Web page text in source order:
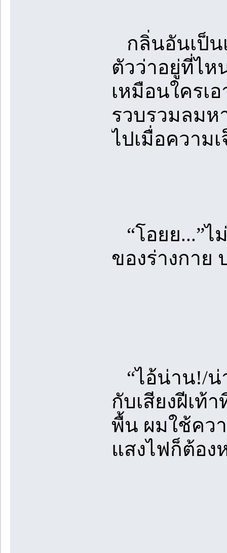
กลิ่นอันเป็
ตัวว่าอยู่ที่ไ
เหมือนใครเ
รวบรวมลมห
ไปเมื่อความ
“โอยย...”ไ
ของร่างกาย
“ไอ้น่าน!/น่
กับเสียงฝีเท้
พื้น ผมใช้คว
แสงไฟก็ต้อง